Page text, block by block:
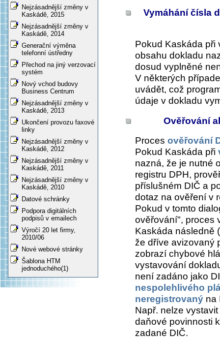
Nejzásadnější změny v
Kaskádě, 2015
Nejzásadnější změny v
Kaskádě, 2014
Generační výměna
telefonní ústředny
Přechod na jiný verzovací
systém
Nový vchod budovy
Business Centrum
Nejzásadnější změny v
Kaskádě, 2013
Ukončení provozu faxové
linky
Nejzásadnější změny v
Kaskádě, 2012
Nejzásadnější změny v
Kaskádě, 2011
Nejzásadnější změny v
Kaskádě, 2010
Datové schránky
Podpora digitálních
podpisů v emailech
Výročí 20 let firmy,
2010/06
Nové webové stránky
Šablona HTM
jednoduchého(1)
Vymáhání čísla
Pokud Kaskáda při
obsahu dokladu
dosud vyplněné
V některých
uvádět, což
údaje v dokladu
Ověřování
Proces ověřování
Pokud Kaskáda při
nazná, že je nutné
registru DPH,
příslušném DIČ a
dotaz na ověření v
Pokud v tomto
ověřování", proces
Kaskáda následně
že dříve avizovaný
zobrazí chybové
vystavování
není zadáno jako
nespolehlivého
neregistrovaný na
Např. nelze
daňové povinnosti
zadané DIČ.